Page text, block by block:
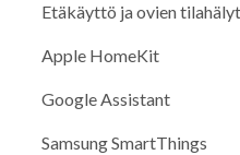
Etäkäyttö ja ovien
Apple HomeKit
Google Assistant
Samsung SmartThings